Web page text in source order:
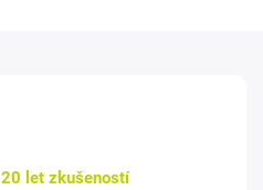
20 let zkušeností